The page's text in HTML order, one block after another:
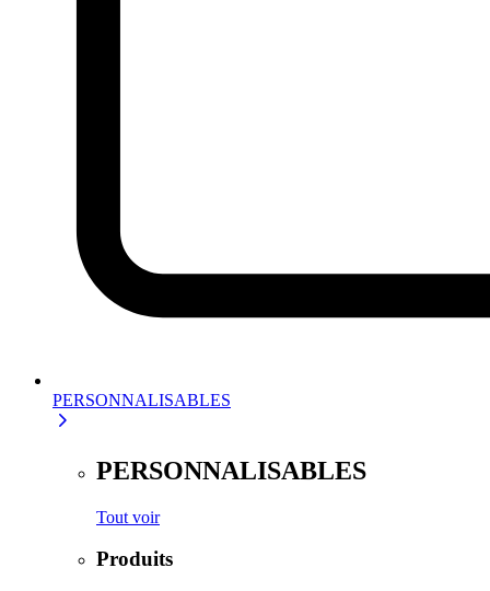
PERSONNALISABLES
PERSONNALISABLES
Tout voir
Produits